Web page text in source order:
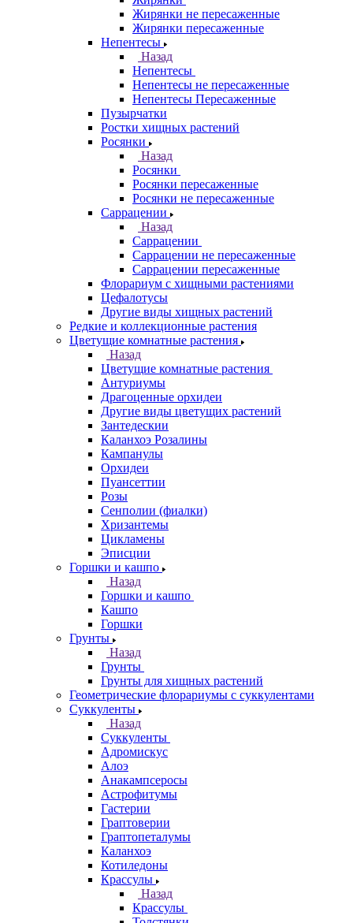
Жирянки не пересаженные
Жирянки пересаженные
Непентесы
Назад
Непентесы
Непентесы не пересаженные
Непентесы Пересаженные
Пузырчатки
Ростки хищных растений
Росянки
Назад
Росянки
Росянки пересаженные
Росянки не пересаженные
Саррацении
Назад
Саррацении
Саррацении не пересаженные
Саррацении пересаженные
Флорариум с хищными растениями
Цефалотусы
Другие виды хищных растений
Редкие и коллекционные растения
Цветущие комнатные растения
Назад
Цветущие комнатные растения
Антуриумы
Драгоценные орхидеи
Другие виды цветущих растений
Зантедескии
Каланхоэ Розалины
Кампанулы
Орхидеи
Пуансеттии
Розы
Сенполии (фиалки)
Хризантемы
Цикламены
Эписции
Горшки и кашпо
Назад
Горшки и кашпо
Кашпо
Горшки
Грунты
Назад
Грунты
Грунты для хищных растений
Геометрические флорариумы с суккулентами
Суккуленты
Назад
Суккуленты
Адромискус
Алоэ
Анакампсеросы
Астрофитумы
Гастерии
Граптоверии
Граптопеталумы
Каланхоэ
Котиледоны
Крассулы
Назад
Крассулы